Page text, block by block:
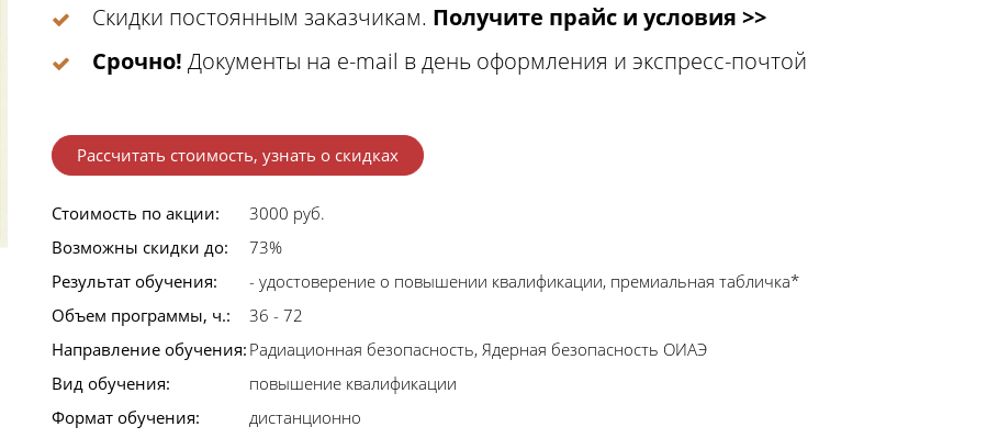
Скидки постоянным заказчикам. Получите прайс и условия >>
Срочно! Документы на e-mail в день оформления и экспресс-почтой
Рассчитать стоимость, узнать о скидках
Стоимость по акции:
3000 руб.
Возможны скидки до:
73%
Результат обучения:
- удостоверение о повышении квалификации, премиальная табличка*
Объем программы, ч.:
36 - 72
Направление обучения: Радиационная безопасность, Ядерная безопасность ОИАЭ
Вид обучения:
повышение квалификации
Формат обучения:
дистанционно